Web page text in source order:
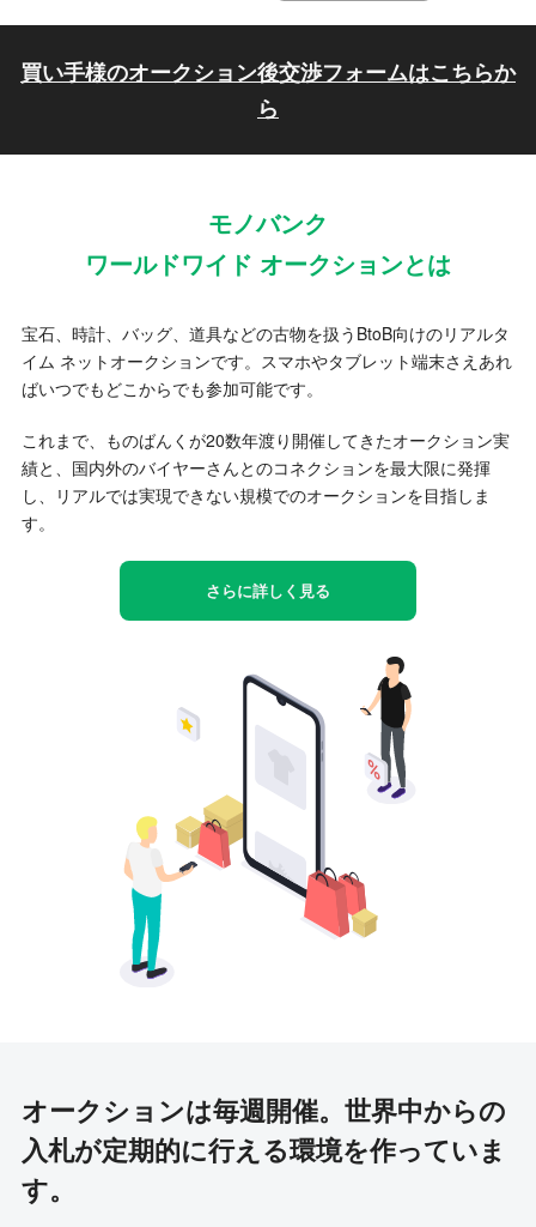
買い手様のオークション後交渉フォームはこちらか
ら
モノバンク
ワールドワイド オークションとは
宝石、時計、バッグ、道具などの古物を扱うBtoB向けのリアルタ
イム ネットオークションです。スマホやタブレット端末さえあれ
ばいつでもどこからでも参加可能です。
これまで、ものばんくが20数年渡り開催してきたオークション実
績と、国内外のバイヤーさんとのコネクションを最大限に発揮
し、リアルでは実現できない規模でのオークションを目指しま
す。
さらに詳しく見る
オークションは毎週開催。 世界中からの
入札が定期的に行える環境を作っていま
す。